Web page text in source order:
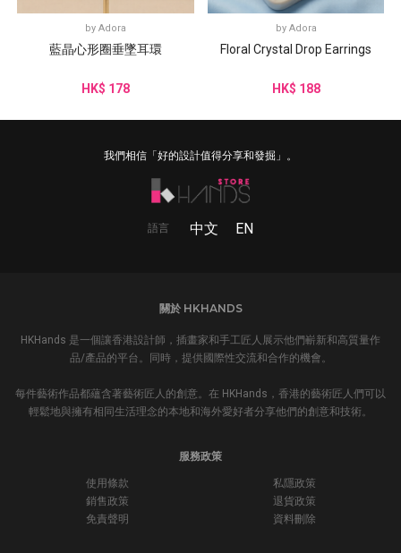
by Adora
藍晶心形圈垂墜耳環
HK$ 178
by Adora
Floral Crystal Drop Earrings
HK$ 188
我們相信「好的設計值得分享和發掘」。
語言 中文 EN
關於 HKHANDS
HKHands 是一個讓香港設計師，插畫家和手工匠人展示他們嶄新和高質量作
品/產品的平台。同時，提供國際性交流和合作的機會。
每件藝術作品都蘊含著藝術匠人的創意。在 HKHands，香港的藝術匠人們可以
輕鬆地與擁有相同生活理念的本地和海外愛好者分享他們的創意和技術。
服務政策
使用條款
私隱政策
銷售政策
退貨政策
免責聲明
資料刪除